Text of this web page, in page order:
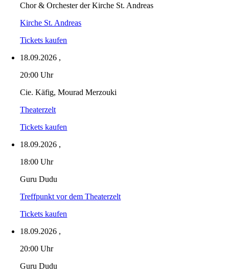
Chor & Orchester der Kirche St. Andreas
Kirche St. Andreas
Tickets kaufen
18.09.2026 ,
20:00 Uhr
Cie. Käfig, Mourad Merzouki
Theaterzelt
Tickets kaufen
18.09.2026 ,
18:00 Uhr
Guru Dudu
Treffpunkt vor dem Theaterzelt
Tickets kaufen
18.09.2026 ,
20:00 Uhr
Guru Dudu